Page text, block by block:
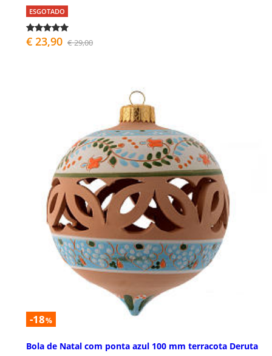
ESGOTADO
€ 23,90 € 29,00
-18%
Bola de Natal com ponta azul 100 mm terracota Deruta